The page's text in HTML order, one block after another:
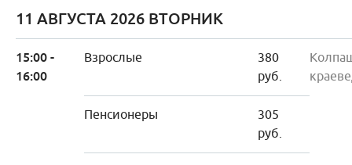
11 АВГУСТА 2026 ВТОРНИК
15:00 -
16:00
Взрослые
380
руб.
Пенсионеры
305
руб.